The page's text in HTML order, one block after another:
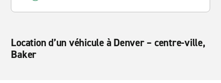
Location d’un véhicule à Denver – centre-ville,
Baker